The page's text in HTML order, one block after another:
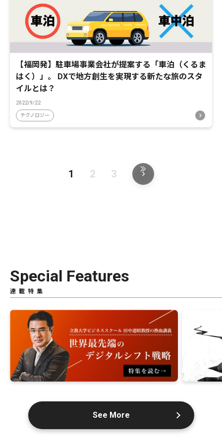
【福岡発】駐車場事業会社が提案する「車泊（くるま
はく）」。 DXで地方創生を実現する新たな旅のスタ
イルとは？
2022/9/22
テクノロジー
1 2 3
Special Features
連載特集
See More